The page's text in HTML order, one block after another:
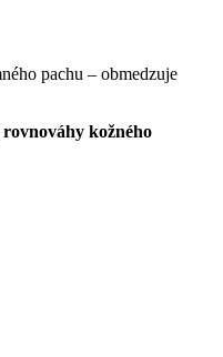
pachu – obmedzuje
rovnováhy kožného